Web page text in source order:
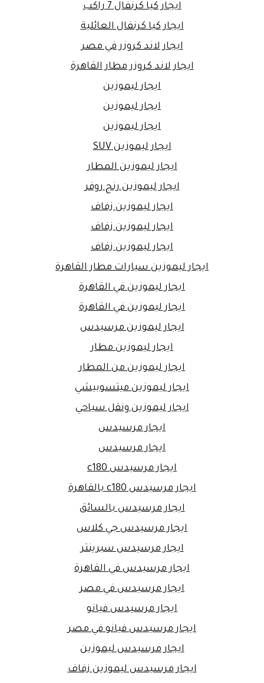
ايجار كيا كرنفال 7 راكب
ايجار كيا كرنفال العائلية
ايجار لاند كروزر في مصر
ايجار لاند كروزر مطار القاهرة
ايجار ليموزين
ايجار ليموزين
ايجار ليموزين
ايجار ليموزين SUV
ايجار ليموزين المطار
ايجار ليموزين رنج روفر
ايجار ليموزين زفاف
ايجار ليموزين زفاف
ايجار ليموزين زفاف
ايجار ليموزين سيارات مطار القاهرة
ايجار ليموزين في القاهرة
ايجار ليموزين في القاهرة
ايجار ليموزين مرسيدس
ايجار ليموزين مطار
ايجار ليموزين من المطار
ايجار ليموزين ميتسوبيشي
ايجار ليموزين ونقل سياحي
ايجار مرسيدس
ايجار مرسيدس
ايجار مرسيدس c180
ايجار مرسيدس c180 بالقاهرة
ايجار مرسيدس بالسائق
ايجار مرسيدس جي كلاس
ايجار مرسيدس سبرينتر
ايجار مرسيدس في القاهرة
ايجار مرسيدس في مصر
ايجار مرسيدس فيانو
ايجار مرسيدس فيانو في مصر
ايجار مرسيدس ليموزين
ايجار مرسيدس ليموزين زفاف